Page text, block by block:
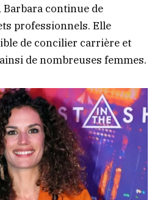
Barbara continue de
professionnels. Elle
de concilier carrière et
de nombreuses femmes.